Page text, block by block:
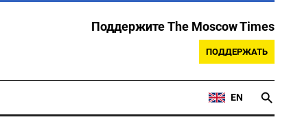
Поддержите The Moscow Times
ПОДДЕРЖАТЬ
EN